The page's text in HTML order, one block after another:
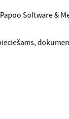
Software &